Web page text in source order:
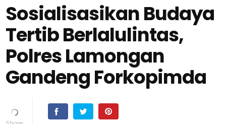
Sosialisasikan Budaya
Tertib Berlalulintas,
Polres Lamongan
Gandeng Forkopimda